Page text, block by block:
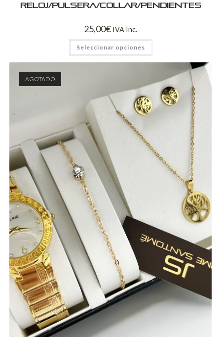
reloj/pulsera/collar/pendientes
25,00€ IVA Inc.
Seleccionar opciones
AGOTADO